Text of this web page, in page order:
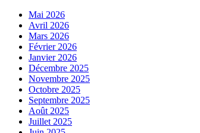
Mai 2026
Avril 2026
Mars 2026
Février 2026
Janvier 2026
Décembre 2025
Novembre 2025
Octobre 2025
Septembre 2025
Août 2025
Juillet 2025